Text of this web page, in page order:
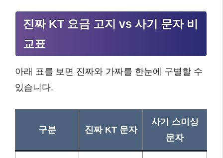
진짜 KT 요금 고지 vs 사기 문자 비
교표
아래 표를 보면 진짜와 가짜를 한눈에 구별할 수
있습니다.
구분 진짜 KT 문자
사기 스미싱
문자